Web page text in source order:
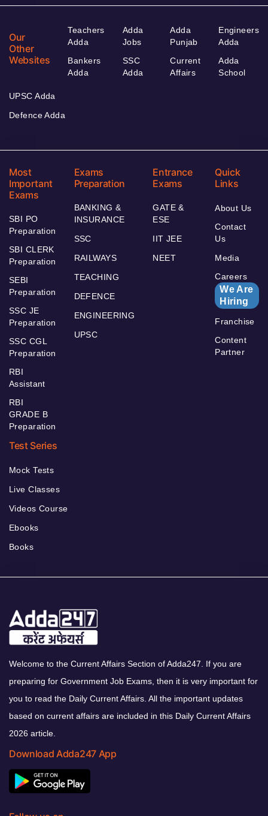
Our
Other
Websites
Teachers
Adda
Bankers
Adda
Adda
Jobs
SSC
Adda
Adda
Punjab
Current
Affairs
Engineers
Adda
Adda
School
UPSC Adda
Defence Adda
Most
Important
Exams
SBI PO
Preparation
SBI CLERK
Preparation
SEBI
Preparation
SSC JE
Preparation
SSC CGL
Preparation
RBI
Assistant
RBI
GRADE B
Preparation
Exams
Preparation
BANKING &
INSURANCE
SSC
RAILWAYS
TEACHING
DEFENCE
ENGINEERING
UPSC
Entrance
Exams
GATE &
ESE
IIT JEE
NEET
Quick
Links
About Us
Contact
Us
Media
Careers
We Are
Hiring
Franchise
Content
Partner
Test Series
Mock Tests
Live Classes
Videos Course
Ebooks
Books
Welcome to the Current Affairs Section of Adda247. If you are
preparing for Government Job Exams, then it is very important for
you to read the Daily Current Affairs. All the important updates
based on current affairs are included in this Daily Current Affairs
2026 article.
Download Adda247 App